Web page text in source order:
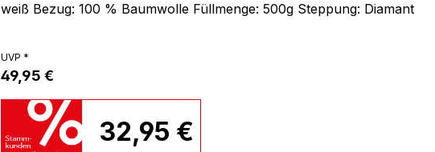
weiß Bezug: 100 % Baumwolle Füllmenge: 500g Steppung: Diamant
UVP *
49,95 €
32,95 €